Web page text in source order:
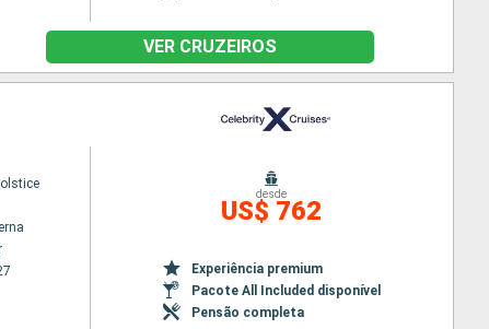
VER CRUZEIROS
desde
US$ 762
Experiência premium
Pacote All Included disponível
Pensão completa